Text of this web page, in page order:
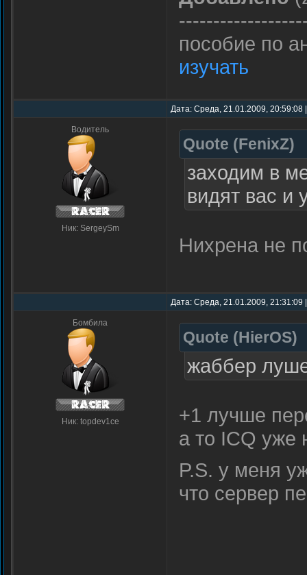
пособие по
изучать
Дата: Среда, 21.01.2009,
Водитель
Ник: SergeySm
Quote (FenixZ)
заходим в
видят вас и
Нихрена не
Дата: Среда, 21.01.2009,
Бомбила
Ник: topdev1ce
Quote (HierOS)
жаббер
+1 лучше
а то ICQ уже
P.S. у меня
что сервер